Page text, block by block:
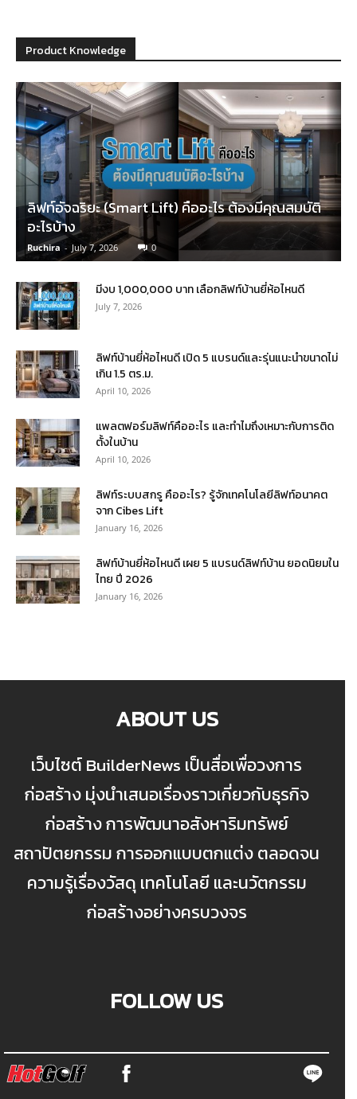
Product Knowledge
ลิฟท์อัจฉริยะ (Smart Lift) คืออะไร ต้องมีคุณสมบัติ
อะไรบ้าง
Ruchira - July 7, 2026 0
มีงบ 1,000,000 บาท เลือกลิฟท์บ้านยี่ห้อไหนดี
July 7, 2026
ลิฟท์บ้านยี่ห้อไหนดี เปิด 5 แบรนด์และรุ่นแนะนำขนาดไม่
เกิน 1.5 ตร.ม.
April 10, 2026
แพลตฟอร์มลิฟท์คืออะไร และทำไมถึงเหมาะกับการติด
ตั้งในบ้าน
April 10, 2026
ลิฟท์ระบบสกรู คืออะไร? รู้จักเทคโนโลยีลิฟท์อนาคต
จาก Cibes Lift
January 16, 2026
ลิฟท์บ้านยี่ห้อไหนดี เผย 5 แบรนด์ลิฟท์บ้าน ยอดนิยมใน
ไทย ปี 2026
January 16, 2026
ABOUT US
เว็บไซต์ BuilderNews เป็นสื่อเพื่อวงการ
ก่อสร้าง มุ่งนำเสนอเรื่องราวเกี่ยวกับธุรกิจ
ก่อสร้าง การพัฒนาอสังหาริมทรัพย์
สถาปัตยกรรม การออกแบบตกแต่ง ตลอดจน
ความรู้เรื่องวัสดุ เทคโนโลยี และนวัตกรรม
ก่อสร้างอย่างครบวงจร
FOLLOW US